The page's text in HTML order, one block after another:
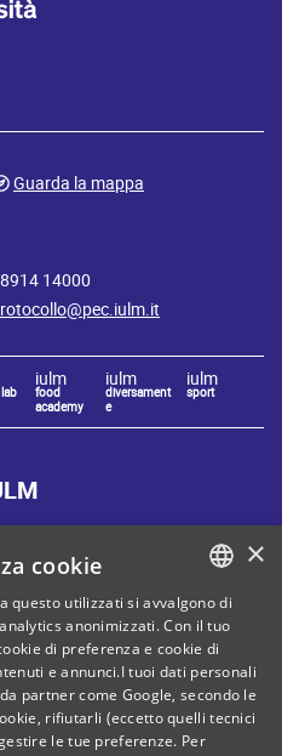
Guarda la mappa
14000
iulm
food
academy
iulm
diversament
e
iulm
sport
Privacy policy
Note legali
ITALIAN
ENGLISH
×
cookie
questo utilizzati si avvalgono di
anonimizzati. Con il tuo
di preferenza e cookie di
e annunci.I tuoi dati personali
partner come Google, secondo le
rifiutarli (eccetto quelli tecnici
le tue preferenze. Per